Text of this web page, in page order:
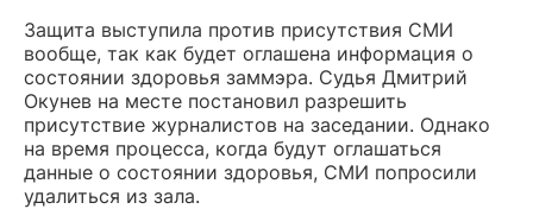
Защита выступила против присутствия СМИ
вообще, так как будет оглашена информация о
состоянии здоровья заммэра. Судья Дмитрий
Окунев на месте постановил разрешить
присутствие журналистов на заседании. Однако
на время процесса, когда будут оглашаться
данные о состоянии здоровья, СМИ попросили
удалиться из зала.